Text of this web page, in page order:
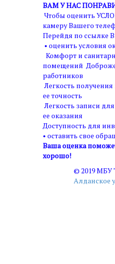
ВАМ У НАС
Чтобы оценить
камеру Вашего
Перейдя по ссылке
• оценить условия
Комфорт и
помещений
работников
Легкость
ее точность
Легкость записи
ее оказания
Доступность для
• оставить свое
Ваша оценка
хорошо!
© 2019
Алданское